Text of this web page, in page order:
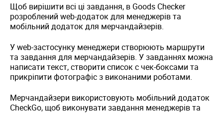
Щоб вирішити всі ці завдання, в Goods Checker
розроблений web-додаток для менеджерів та
мобільний додаток для мерчандайзерів.
У web-застосунку менеджери створюють маршрути
та завдання для мерчандайзерів. У завданнях можна
написати текст, створити список с чек-боксами та
прикріпити фотографіс з виконаними роботами.
Мерчандайзери використовують мобільний додаток
CheckGo, щоб виконувати завдання менеджерів та